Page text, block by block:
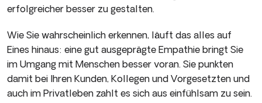
erfolgreicher besser zu gestalten.
Wie Sie wahrscheinlich erkennen, läuft das alles auf
Eines hinaus: eine gut ausgeprägte Empathie bringt Sie
im Umgang mit Menschen besser voran. Sie punkten
damit bei Ihren Kunden, Kollegen und Vorgesetzten und
auch im Privatleben zahlt es sich aus einfühlsam zu sein.